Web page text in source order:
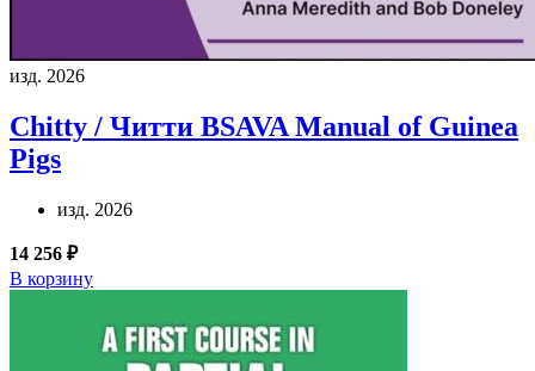
изд. 2026
Chitty / Читти BSAVA Manual of Guinea
Pigs
изд. 2026
14 256 ₽
В корзину